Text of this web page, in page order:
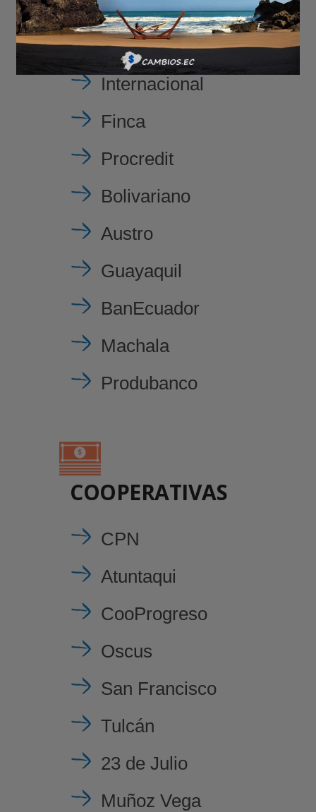
Loja
Rumiñahui
Internacional
Finca
Procredit
Bolivariano
Austro
Guayaquil
BanEcuador
Machala
Produbanco
COOPERATIVAS
CPN
Atuntaqui
CooProgreso
Oscus
San Francisco
Tulcán
23 de Julio
Muñoz Vega